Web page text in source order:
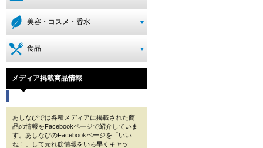
美容・コスメ・香水
食品
メディア掲載商品情報
あしなびでは各種メディアに掲載された商
品の情報をFacebookページで紹介していま
す。あしなびのFacebookページを「いい
ね！」して売れ筋情報をいち早くキャッ